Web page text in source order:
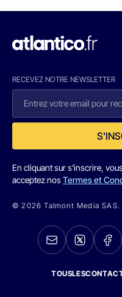
RECEVEZ NOTRE NEWSLETTER
En cliquant sur s'inscrire,
acceptez nosTermes et
© 2026 Talmont Media